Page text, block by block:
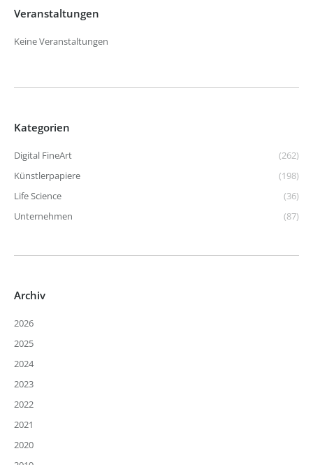
Veranstaltungen
Keine Veranstaltungen
Kategorien
Digital FineArt
(262)
Künstlerpapiere
(198)
Life Science
(36)
Unternehmen
(87)
Archiv
2026
2025
2024
2023
2022
2021
2020